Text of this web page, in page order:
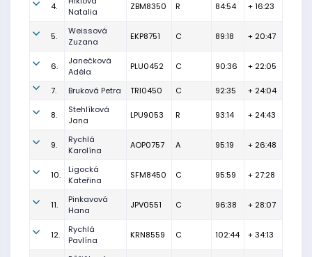
4.
Natalia
ZBM8350 R 84:54 + 16:23
5.
Weissová
Zuzana
EKP8751 C 89:18 + 20:47
6.
Janečková
Adéla
PLU0452 C 90:36 + 22:05
7. Bruková Petra TRI0450 C 92:35 + 24:04
8.
Stehlíková
Jana
LPU9053 R 93:14 + 24:43
9.
Rychlá
Karolína
AOP0757 A 95:19 + 26:48
10.
Ligocká
Kateřina
SFM8450 C 95:59 + 27:28
11.
Pinkavová
Hana
JPV0551 C 96:38 + 28:07
12.
Rychlá
Pavlína
KRN8559 C 102:44 + 34:13